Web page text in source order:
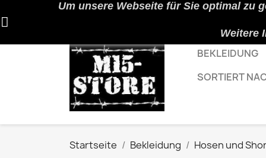
Um unsere Webseite für Sie optimal zu
Weitere
BEKLEIDUNG
SORTIERT
Startseite Bekleidung Hosen und